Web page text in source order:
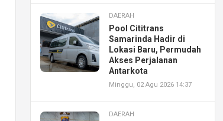
DAERAH
Pool Cititrans
Samarinda Hadir di
Lokasi Baru, Permudah
Akses Perjalanan
Antarkota
Minggu, 02 Agu 2026 14:37
DAERAH